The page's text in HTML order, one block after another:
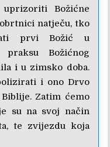
Božićne
natječu, tko
prvi Božić u
praksu Božićnog
i u zimsko doba.
i ono Drvo
Zatim ćemo
su na svoj način
te zvijezdu koja